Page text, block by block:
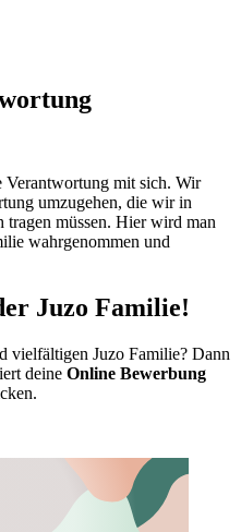
Verantwortung mit sich. Wir
umzugehen, die wir in
tragen müssen. Hier wird man
wahrgenommen und
Juzo Familie!
vielfältigen Juzo Familie? Dann
deine Online Bewerbung